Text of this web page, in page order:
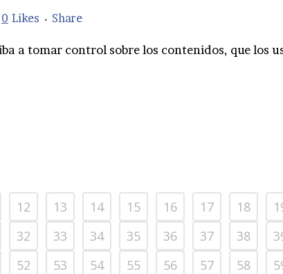
0 Likes Share
a tomar control sobre los contenidos, que los
12 13 14 15 16 17 18
32 33 34 35 36 37 38
52 53 54 55 56 57 58